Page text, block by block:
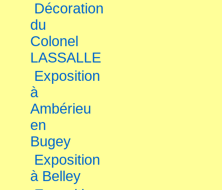
Décoration
du
Colonel
LASSALLE
Exposition
à
Ambérieu
en
Bugey
Exposition
à Belley